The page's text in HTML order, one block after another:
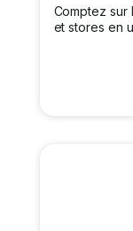
Comptez sur
et stores en